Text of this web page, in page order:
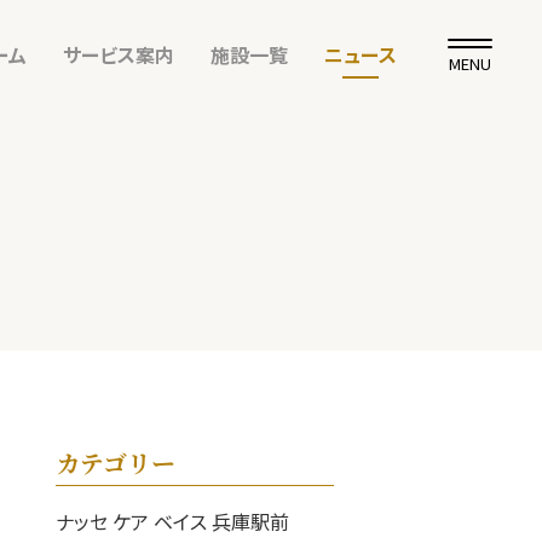
ム サービス案内 施設一覧 ニュース MENU
カテゴリー
ナッセ ケア ベイス 兵庫駅前